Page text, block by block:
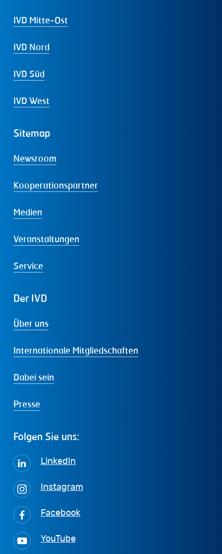
IVD Mitte-Ost
IVD Nord
IVD Süd
IVD West
Sitemap
Newsroom
Kooperationspartner
Medien
Veranstaltungen
Service
Der IVD
Über uns
Internationale Mitgliedschaften
Dabei sein
Presse
Folgen Sie uns:
LinkedIn
Instagram
Facebook
YouTube